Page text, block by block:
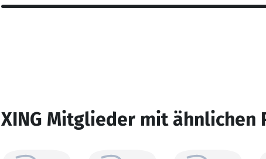
XING Mitglieder mit ähnlichen